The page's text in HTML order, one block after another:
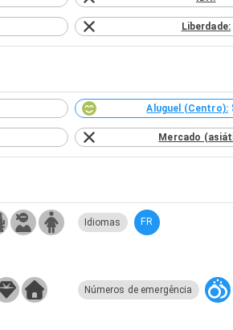
Liberdade:
Aluguel (Centro):
Mercado
Idiomas FR
Números de emergência